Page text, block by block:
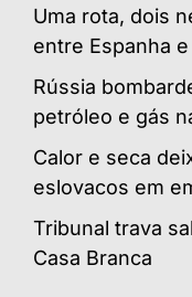
Uma rota, dois
entre Espanha
Rússia
petróleo e gás
Calor e seca
eslovacos em
Tribunal trava
Casa Branca